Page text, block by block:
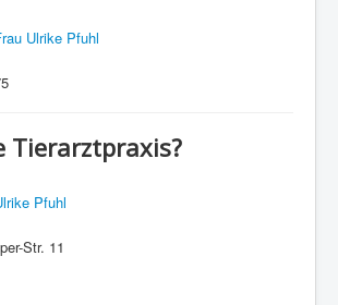
Ulrike Pfuhl
Tierarztpraxis?
Pfuhl
Str. 11